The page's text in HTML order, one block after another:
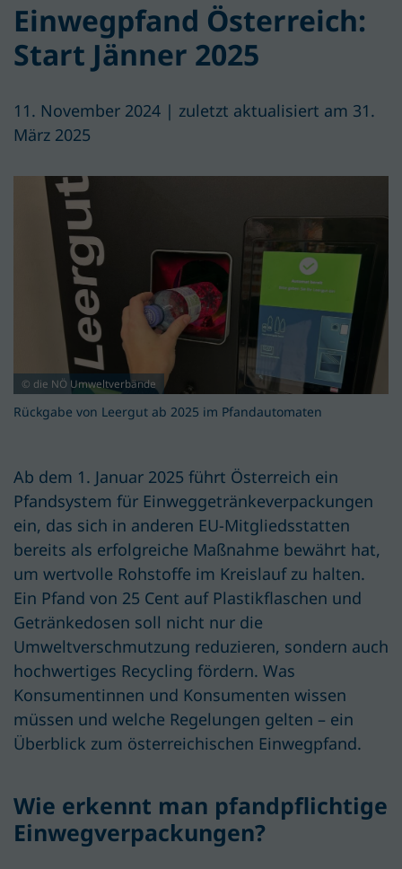
Einwegpfand Österreich:
Start Jänner 2025
11. November 2024 | zuletzt aktualisiert am 31.
März 2025
© die NÖ Umweltverbände
Rückgabe von Leergut ab 2025 im Pfandautomaten
Ab dem 1. Januar 2025 führt Österreich ein
Pfandsystem für Einweggetränkeverpackungen
ein, das sich in anderen EU-Mitgliedsstatten
bereits als erfolgreiche Maßnahme bewährt hat,
um wertvolle Rohstoffe im Kreislauf zu halten.
Ein Pfand von 25 Cent auf Plastikflaschen und
Getränkedosen soll nicht nur die
Umweltverschmutzung reduzieren, sondern auch
hochwertiges Recycling fördern. Was
Konsumentinnen und Konsumenten wissen
müssen und welche Regelungen gelten – ein
Überblick zum österreichischen Einwegpfand.
Wie erkennt man pfandpflichtige
Einwegverpackungen?